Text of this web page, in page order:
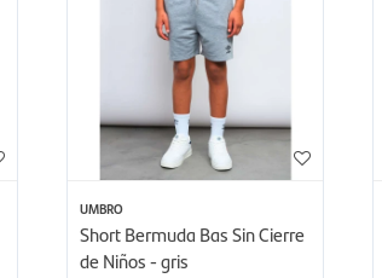
UMBRO
Short Bermuda Bas Sin Cierre
de Niños - gris